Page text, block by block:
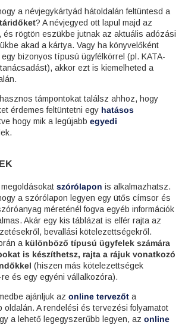
a névjegykártyád hátoldalán feltüntesd a
? A névjegyed ott lapul majd az
és rögtön eszükbe jutnak az aktuális adózási
akad a kártya. Vagy ha könyvelőként
egy bizonyos típusú ügyfélkörrel (pl. KATA-
akkor ezt is kiemelheted a
támpontokat találsz ahhoz, hogy
érdemes feltüntetni egy hatásos
hogy mik a legújabb egyedi
szórólapon is alkalmazhatsz.
a szórólapon legyen egy ütős címsor és
méreténél fogva egyéb információk
Akár egy kis táblázat is elfér rajta az
bevallási kötelezettségekről.
a különböző típusú ügyfelek számára
is készíthetsz, rajta a rájuk vonatkozó
(hiszen más kötelezettségek
és egy egyéni vállalkozóra).
ajánljuk az online tervezőt a
oldalán. A rendelési és tervezési folyamatot
a lehető legegyszerűbb legyen, az online